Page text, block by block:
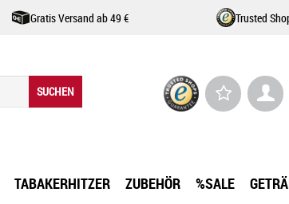
Gratis Versand ab 49 € Trusted
SUCHEN
TABAKERHITZER ZUBEHÖR %SALE